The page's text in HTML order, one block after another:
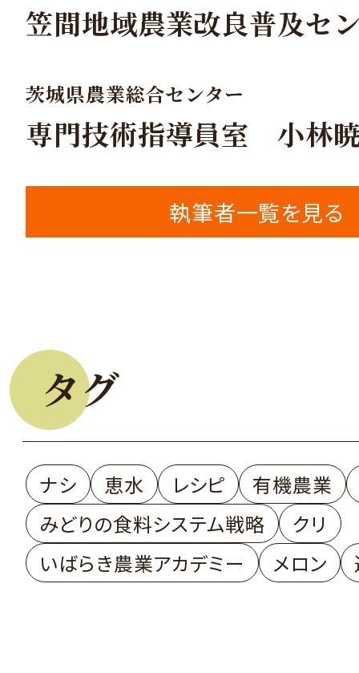
笠間地域農業改良普及セ
茨城県農業総合センター
専門技術指導員室 小林
執筆者一覧を見る
タグ
ナシ 恵水 レシピ
有機農業
みどりの食料システム戦略
クリ
いばらき農業アカデミー
メロン